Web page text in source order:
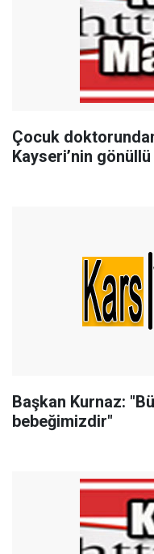
Çocuk
Kayseri’nin
Başkan Kurnaz:
bebeğimizdir"